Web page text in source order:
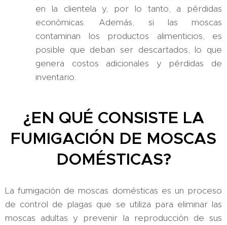
en la clientela y, por lo tanto, a pérdidas
económicas. Además, si las moscas
contaminan los productos alimenticios, es
posible que deban ser descartados, lo que
genera costos adicionales y pérdidas de
inventario.
¿EN QUÉ CONSISTE LA
FUMIGACIÓN DE MOSCAS
DOMÉSTICAS?
La fumigación de moscas domésticas es un proceso
de control de plagas que se utiliza para eliminar las
moscas adultas y prevenir la reproducción de sus